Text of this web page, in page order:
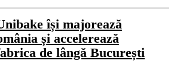
își majorează
și accelerează
de lângă București